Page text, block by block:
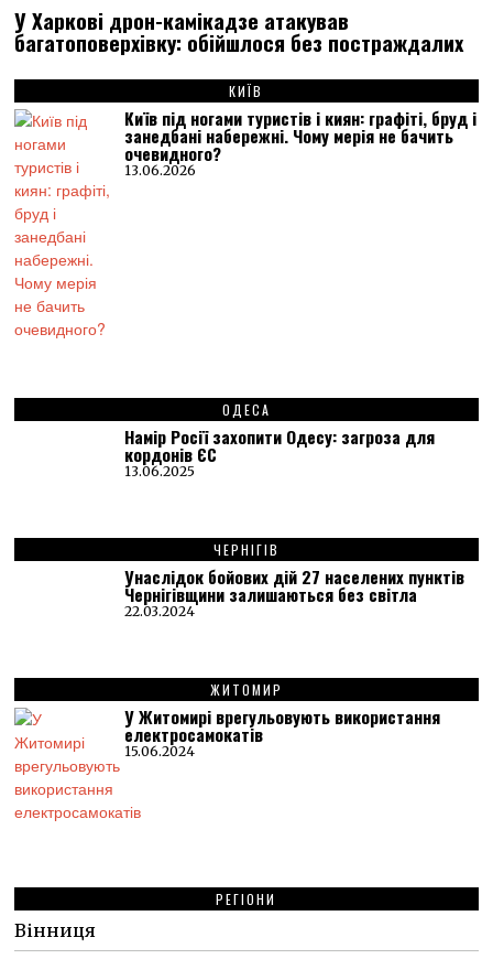
У Харкові дрон-камікадзе атакував
багатоповерхівку: обійшлося без постраждалих
КИЇВ
Київ під ногами туристів і киян: графіті, бруд і
занедбані набережні. Чому мерія не бачить
очевидного?
13.06.2026
ОДЕСА
Намір Росії захопити Одесу: загроза для
кордонів ЄС
13.06.2025
ЧЕРНІГІВ
Унаслідок бойових дій 27 населених пунктів
Чернігівщини залишаються без світла
22.03.2024
ЖИТОМИР
У Житомирі врегульовують використання
електросамокатів
15.06.2024
РЕГІОНИ
Вінниця